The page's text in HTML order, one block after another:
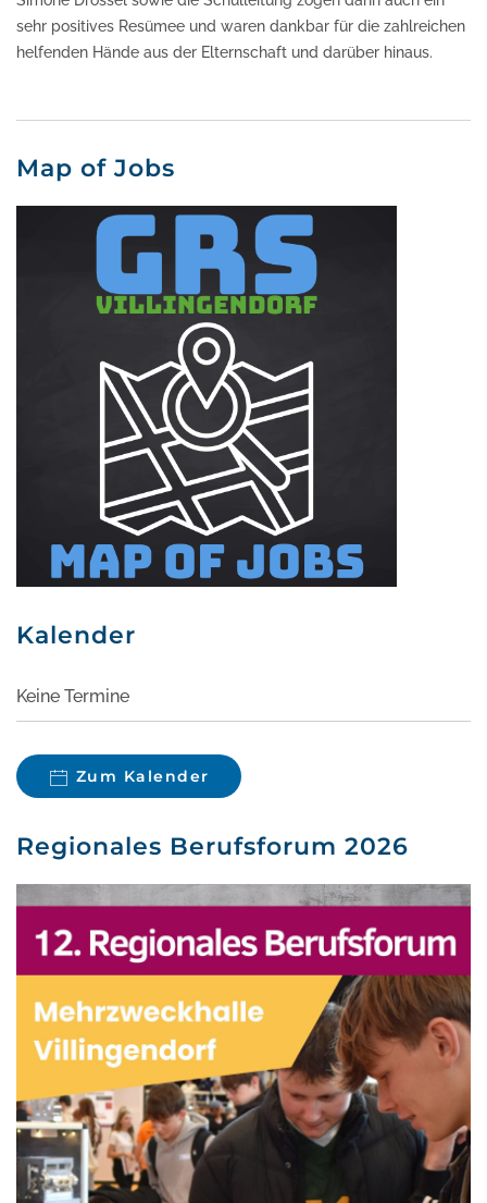
sehr positives Resümee und waren dankbar für die zahlreichen
helfenden Hände aus der Elternschaft und darüber hinaus.
Map of Jobs
Kalender
Keine Termine
Zum Kalender
Regionales Berufsforum 2026